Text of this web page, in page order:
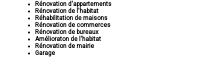
Rénovation d'appartements
Rénovation de l'habitat
Réhabilitation de maisons
Rénovation de commerces
Rénovation de bureaux
Amélioraton de l'habitat
Rénovation de mairie
Garage